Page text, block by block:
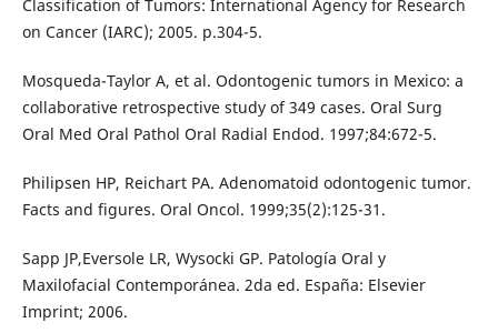
Classification of Tumors: International Agency for Research
on Cancer (IARC); 2005. p.304-5.
Mosqueda-Taylor A, et al. Odontogenic tumors in Mexico: a
collaborative retrospective study of 349 cases. Oral Surg
Oral Med Oral Pathol Oral Radial Endod. 1997;84:672-5.
Philipsen HP, Reichart PA. Adenomatoid odontogenic tumor.
Facts and figures. Oral Oncol. 1999;35(2):125-31.
Sapp JP,Eversole LR, Wysocki GP. Patología Oral y
Maxilofacial Contemporánea. 2da ed. España: Elsevier
Imprint; 2006.